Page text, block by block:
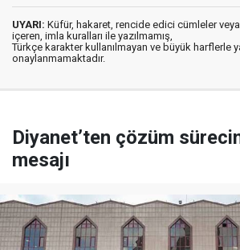
UYARI: Küfür, hakaret, rencide edici cümleler veya
içeren, imla kuralları ile yazılmamış,
Türkçe karakter kullanılmayan ve büyük harflerle
onaylanmamaktadır.
Diyanet’ten çözüm
mesajı